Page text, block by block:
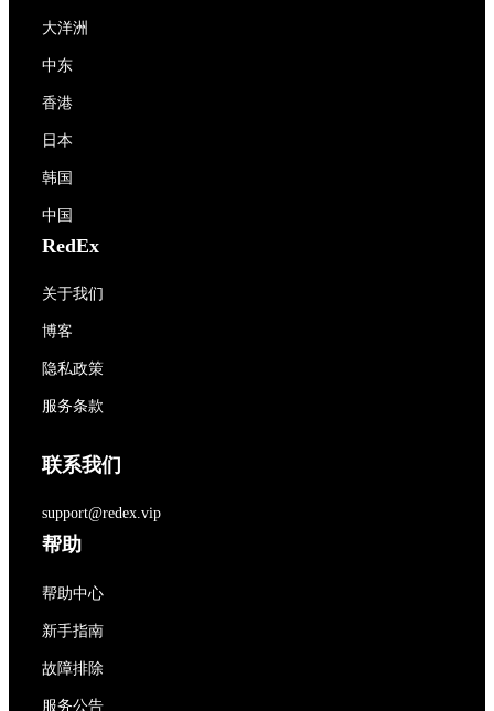
大洋洲
中东
香港
日本
韩国
中国
RedEx
关于我们
博客
隐私政策
服务条款
联系我们
support@redex.vip
帮助
帮助中心
新手指南
故障排除
服务公告